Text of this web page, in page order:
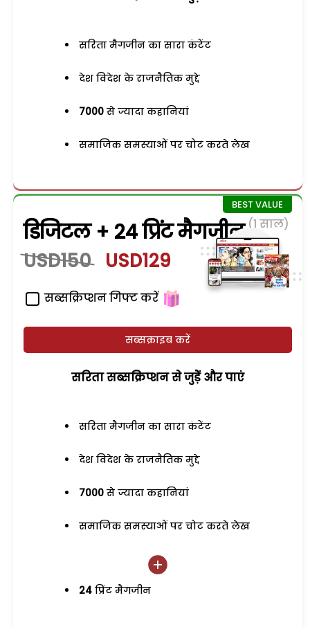
सरिता मैगजीन का सारा कंटेंट
देश विदेश के राजनैतिक मुद्दे
7000 से ज्यादा कहानियां
समाजिक समस्याओं पर चोट करते लेख
डिजिटल + 24 प्रिंट मैगजीन (1 साल)
USD150 USD129
सब्सक्रिप्शन गिफ्ट करें
सब्सक्राइब करें
सरिता सब्सक्रिप्शन से जुड़ेें और पाएं
सरिता मैगजीन का सारा कंटेंट
देश विदेश के राजनैतिक मुद्दे
7000 से ज्यादा कहानियां
समाजिक समस्याओं पर चोट करते लेख
24 प्रिंट मैगजीन